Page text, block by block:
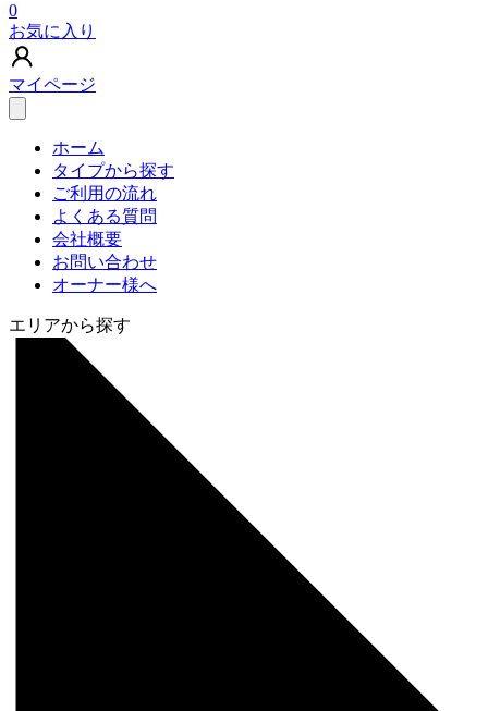
0
お気に入り
マイページ
ホーム
タイプから探す
ご利用の流れ
よくある質問
会社概要
お問い合わせ
オーナー様へ
エリアから探す